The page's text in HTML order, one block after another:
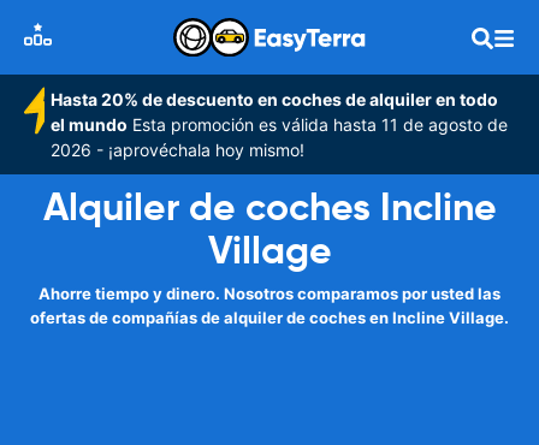
Hasta 20% de descuento en coches de alquiler en todo
el mundo Esta promoción es válida hasta 11 de agosto de
2026 - ¡aprovéchala hoy mismo!
Alquiler de coches Incline
Village
Ahorre tiempo y dinero. Nosotros comparamos por usted las
ofertas de compañías de alquiler de coches en Incline Village.